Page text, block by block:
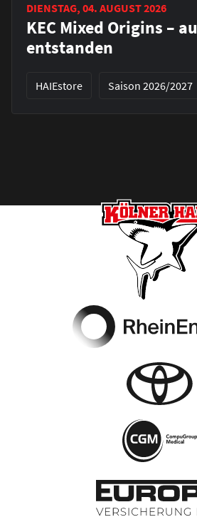
DIENSTAG, 04. AUGUST 2026
KEC Mixed Origins –
entstanden
HAIEstore Saison 2026/2027